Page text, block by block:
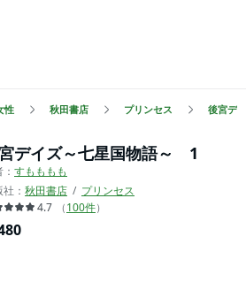
性 秋田書店 プリンセス 後宮デ
デイズ～七星国物語～ 1
すもももも
： 秋田書店
プリンセス
4.7
（100件）